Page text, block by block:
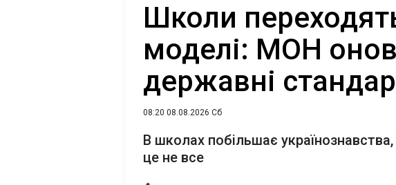
Школи
моделі: МОН
державні
08:20 08.08.2026 Сб
В школах побільшає українознавства,
це не все